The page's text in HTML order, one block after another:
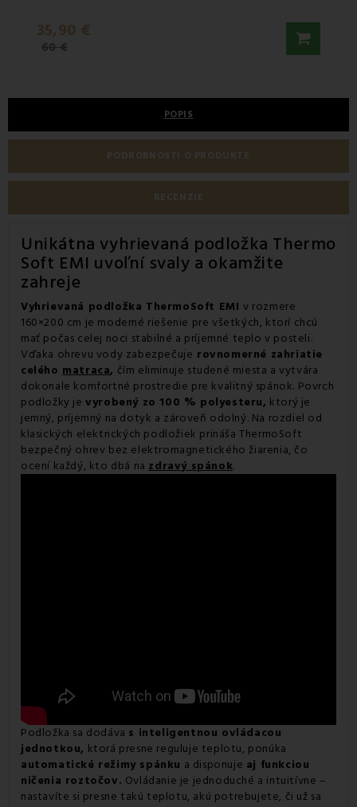
35,90 €
60 €
POPIS
PODROBNOSTI O PRODUKTE
RECENZIE
Unikátna vyhrievaná podložka Thermo
Soft EMI uvoľní svaly a okamžite
zahreje
Vyhrievaná podložka ThermoSoft EMI v rozmere
160×200 cm je moderné riešenie pre všetkých, ktorí chcú
mať počas celej noci stabilné a príjemné teplo v posteli.
Vďaka ohrevu vody zabezpečuje rovnomerné zahriatie
celého matraca, čím eliminuje studené miesta a vytvára
dokonale komfortné prostredie pre kvalitný spánok. Povrch
podložky jevyrobený zo 100 % polyesteru, ktorý je
jemný, príjemný na dotyk a zároveň odolný. Na rozdiel od
klasických elektrických podložiek prináša ThermoSoft
bezpečný ohrev bez elektromagnetického žiarenia, čo
ocení každý, kto dbá na zdravý spánok.
Podložka sa dodáva s inteligentnou ovládacou
jednotkou, ktorá presne reguluje teplotu, ponúka
automatické režimy spánku a disponuje aj funkciou
ničenia roztočov. Ovládanie je jednoduché a intuitívne –
nastavíte si presne takú teplotu, akú potrebujete, či už sa